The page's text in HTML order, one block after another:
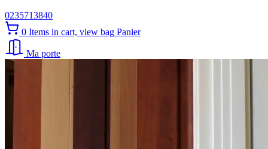
0235713840
0 Items in cart, view bag Panier
Ma porte